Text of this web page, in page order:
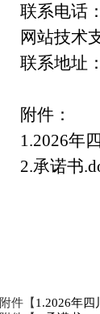
联系电话
网站技术
联系地址
附件：
1.2026年
2.承诺书
附件【 1.2026年四